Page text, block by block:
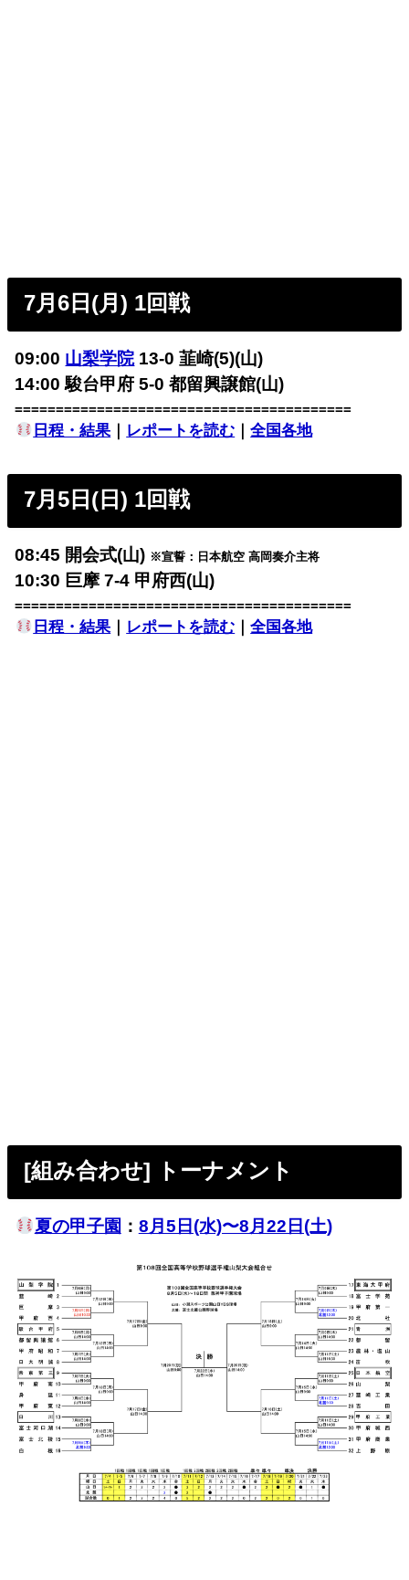
7月6日(月) 1回戦
09:00 山梨学院13-0 韮崎(5)(山)
14:00 駿台甲府 5-0 都留興譲館(山)
=========================================
日程・結果｜ レポートを読む ｜全国各地
7月5日(日) 1回戦
08:45 開会式(山) ※宣誓：日本航空 高岡奏介主将
10:30 巨摩 7-4 甲府西(山)
=========================================
日程・結果｜ レポートを読む ｜全国各地
[組み合わせ] トーナメント
夏の甲子園 ： 8月5日(水)〜8月22日(土)